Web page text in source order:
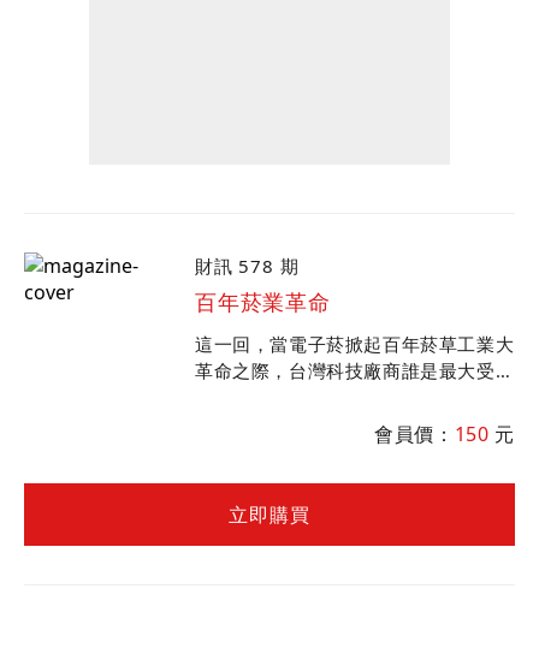
財訊 578 期
百年菸業革命
這一回，當電子菸掀起百年菸草工業大
革命之際，台灣科技廠商誰是最大受益
會員價： 150 元
立即購買